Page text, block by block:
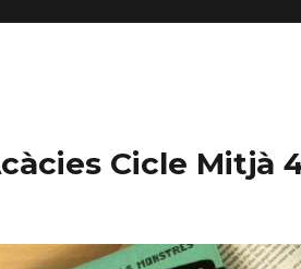
Cicle Mitjà